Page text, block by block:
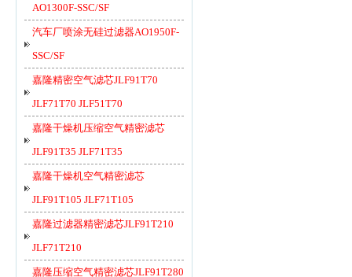
AO1300F-SSC/SF
汽车厂喷涂无硅过滤器AO1950F-
SSC/SF
嘉隆精密空气滤芯JLF91T70
JLF71T70 JLF51T70
嘉隆干燥机压缩空气精密滤芯
JLF91T35 JLF71T35
嘉隆干燥机空气精密滤芯
JLF91T105 JLF71T105
嘉隆过滤器精密滤芯JLF91T210
JLF71T210
嘉隆压缩空气精密滤芯JLF91T280